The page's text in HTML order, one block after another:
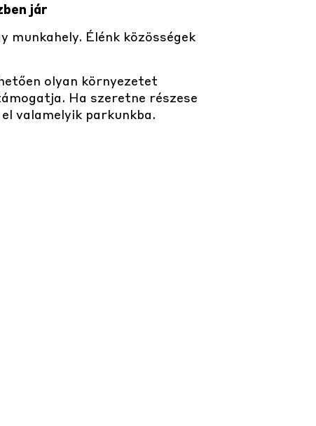
jár
Élénk közösségek
olyan környezetet
Ha szeretne részese
valamelyik parkunkba.